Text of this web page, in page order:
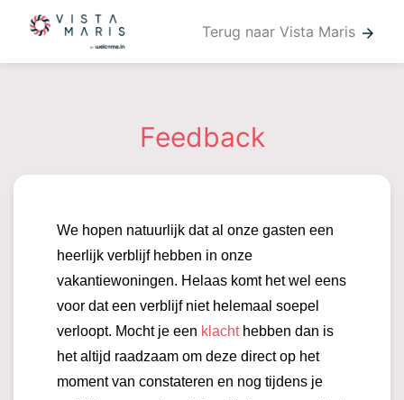
Terug naar Vista Maris arrow_forward
Feedback
We hopen natuurlijk dat al onze gasten een
heerlijk verblijf hebben in onze
vakantiewoningen. Helaas komt het wel eens
voor dat een verblijf niet helemaal soepel
verloopt. Mocht je een klachthebben dan is
het altijd raadzaam om deze direct op het
moment van constateren en nog tijdens je